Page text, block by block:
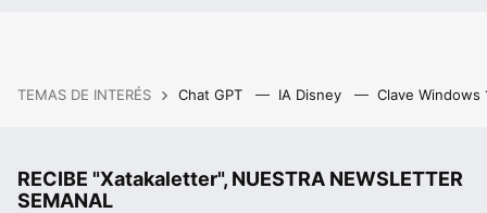
TEMAS DE INTERÉS Chat GPT IA Disney Clave Windows
RECIBE "Xatakaletter", NUESTRA NEWSLETTER
SEMANAL